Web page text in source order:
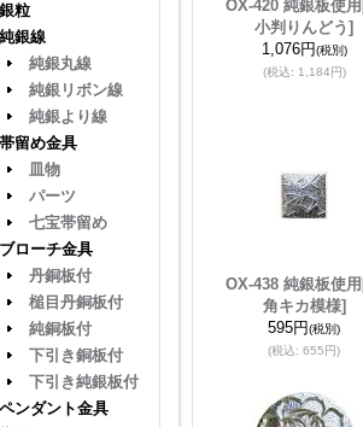
銀粒
純銀線
純銀丸線
純銀リボン線
純銀より線
帯留め金具
皿物
パーツ
七宝帯留め
ブローチ金具
丹銅板付
槌目丹銅板付
純銅板付
下引き銅板付
下引き純銀板付
ペンダント金具
OX-420 純銀板使用
小判りんどう]
1,076円(税別)
(税込: 1,184円)
OX-438 純銀板使用
角キカ模様]
595円(税別)
(税込: 655円)